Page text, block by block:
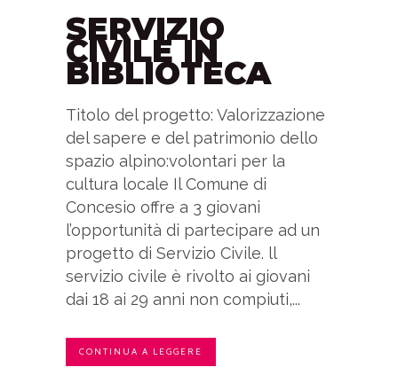
SERVIZIO
CIVILE IN
BIBLIOTECA
Titolo del progetto: Valorizzazione
del sapere e del patrimonio dello
spazio alpino:volontari per la
cultura locale Il Comune di
Concesio offre a 3 giovani
l’opportunità di partecipare ad un
progetto di Servizio Civile. ll
servizio civile è rivolto ai giovani
dai 18 ai 29 anni non compiuti,...
CONTINUA A LEGGERE